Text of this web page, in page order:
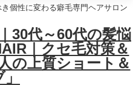
個性に変わる癖毛専門ヘアサロン
30代～60代の髪悩
｜クセ毛対策＆
の上質ショート＆